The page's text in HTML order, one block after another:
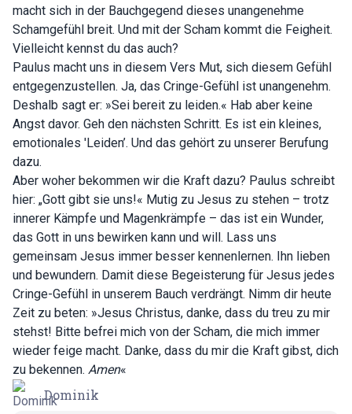
macht sich in der Bauchgegend dieses unangenehme
Schamgefühl breit. Und mit der Scham kommt die Feigheit.
Vielleicht kennst du das auch?
Paulus macht uns in diesem Vers Mut, sich diesem Gefühl
entgegenzustellen. Ja, das Cringe-Gefühl ist unangenehm.
Deshalb sagt er: »Sei bereit zu leiden.« Hab aber keine
Angst davor. Geh den nächsten Schritt. Es ist ein kleines,
emotionales 'Leiden’. Und das gehört zu unserer Berufung
dazu.
Aber woher bekommen wir die Kraft dazu? Paulus schreibt
hier: „Gott gibt sie uns!« Mutig zu Jesus zu stehen – trotz
innerer Kämpfe und Magenkrämpfe – das ist ein Wunder,
das Gott in uns bewirken kann und will. Lass uns
gemeinsam Jesus immer besser kennenlernen. Ihn lieben
und bewundern. Damit diese Begeisterung für Jesus jedes
Cringe-Gefühl in unserem Bauch verdrängt. Nimm dir heute
Zeit zu beten: »Jesus Christus, danke, dass du treu zu mir
stehst! Bitte befrei mich von der Scham, die mich immer
wieder feige macht. Danke, dass du mir die Kraft gibst, dich
zu bekennen. Amen«
Dominik